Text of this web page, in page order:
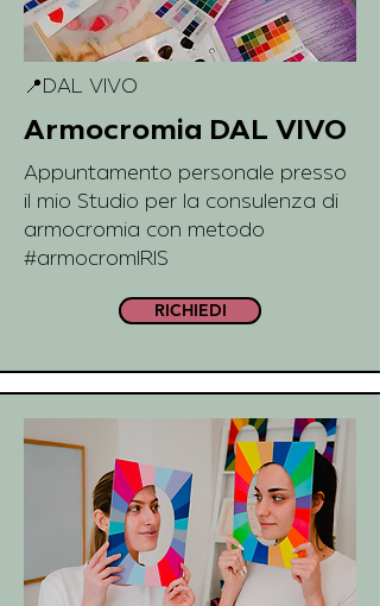
📍DAL VIVO
Armocromia DAL VIVO
Appuntamento personale presso
il mio Studio per la consulenza di
armocromia con metodo
#armocromIRIS
RICHIEDI